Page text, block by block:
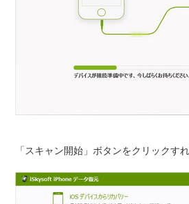
「スキャン開始」ボタンをクリックす